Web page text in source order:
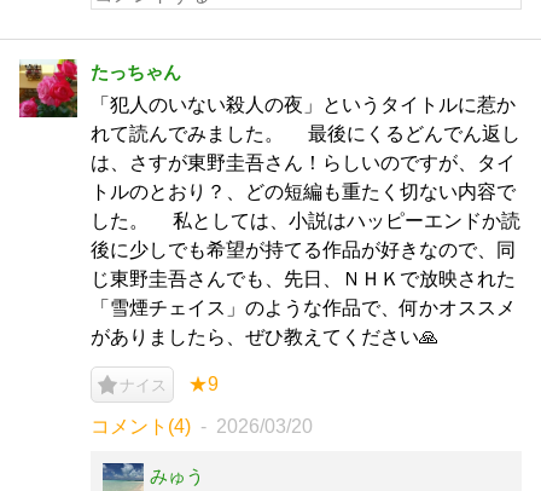
たっちゃん
「犯人のいない殺人の夜」というタイトルに惹か
れて読んでみました。 最後にくるどんでん返し
は、さすが東野圭吾さん！らしいのですが、タイ
トルのとおり？、どの短編も重たく切ない内容で
した。 私としては、小説はハッピーエンドか読
後に少しでも希望が持てる作品が好きなので、同
じ東野圭吾さんでも、先日、ＮＨＫで放映された
「雪煙チェイス」のような作品で、何かオススメ
がありましたら、ぜひ教えてください🙏
ナイス ★9
コメント(4) 2026/03/20
みゅう